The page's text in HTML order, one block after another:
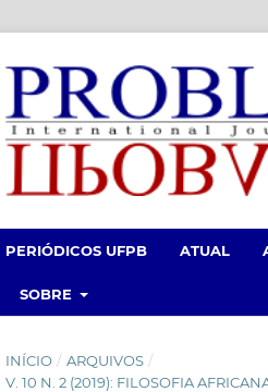
PERIÓDICOS UFPB ATUAL
SOBRE
INÍCIO / ARQUIVOS /
V. 10 N. 2 (2019): FILOSOFIA